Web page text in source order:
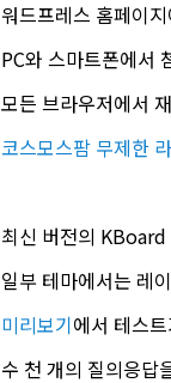
워드프레스 홈페이
PC와 스마트폰에서
모든 브라우저에서
코스모스팜 무제한
최신 버전의
일부 테마에서는 레
미리보기에서 테스
수 천 개의 질의응답